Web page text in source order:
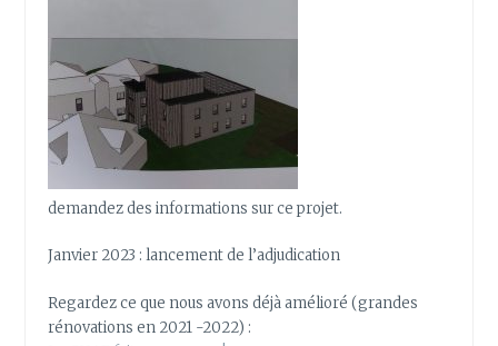
demandez des informations sur ce projet.
Janvier 2023 : lancement de l’adjudication
Regardez ce que nous avons déjà amélioré (grandes
rénovations en 2021 -2022) :